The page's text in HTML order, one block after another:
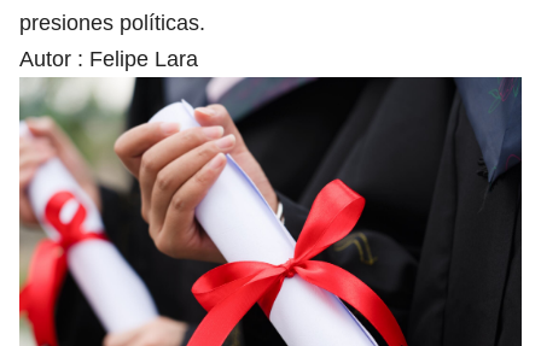
presiones políticas.
Autor : Felipe Lara